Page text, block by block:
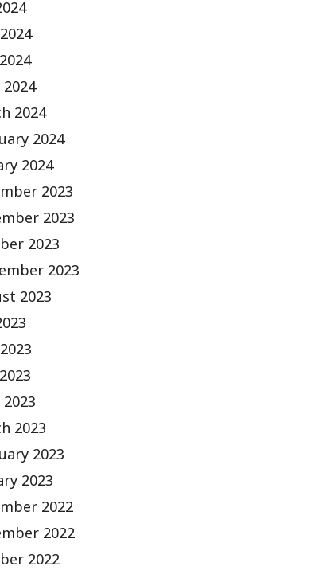
2024
2024
2024
2023
2023
2023
2023
2023
2023
2023
2023
2022
2022
2022